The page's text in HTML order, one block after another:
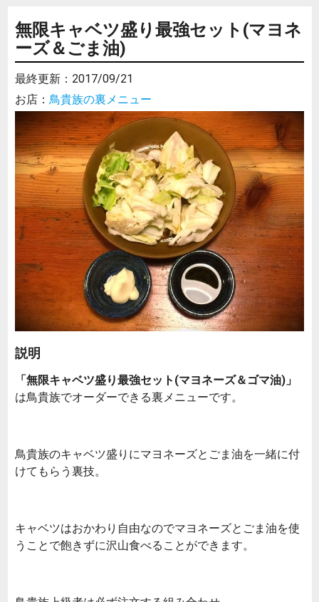
無限キャベツ盛り最強セット(マヨネ
ーズ＆ごま油)
最終更新： 2017/09/21
お店： 鳥貴族の裏メニュー
説明
「無限キャベツ盛り最強セット(マヨネーズ＆ゴマ油)」
は鳥貴族でオーダーできる裏メニューです。
鳥貴族のキャベツ盛りにマヨネーズとごま油を一緒に付
けてもらう裏技。
キャベツはおかわり自由なのでマヨネーズとごま油を使
うことで飽きずに沢山食べることができます。